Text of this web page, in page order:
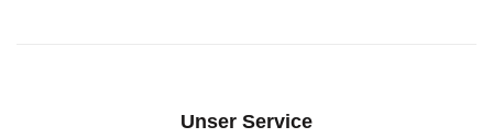
Unser Service